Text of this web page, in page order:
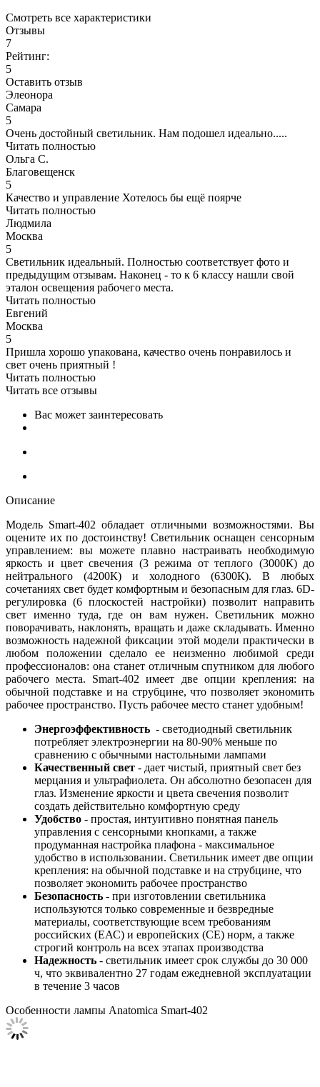
Смотреть все характеристики
Отзывы
7
Рейтинг:
5
Оставить отзыв
Элеонора
Самара
5
Очень достойный светильник. Нам подошел идеально.....
Читать полностью
Ольга С.
Благовещенск
5
Качество и управление Хотелось бы ещё поярче
Читать полностью
Людмила
Москва
5
Светильник идеальный. Полностью соответствует фото и
предыдущим отзывам. Наконец - то к 6 классу нашли свой
эталон освещения рабочего места.
Читать полностью
Евгений
Москва
5
Пришла хорошо упакована, качество очень понравилось и
свет очень приятный !
Читать полностью
Читать все отзывы
Вас может заинтересовать
Описание
Модель Smart-402 обладает отличными возможностями. Вы
оцените их по достоинству! Светильник оснащен сенсорным
управлением: вы можете плавно настраивать необходимую
яркость и цвет свечения (3 режима от теплого (3000К) до
нейтрального (4200К) и холодного (6300К). В любых
сочетаниях свет будет комфортным и безопасным для глаз. 6D-
регулировка (6 плоскостей настройки) позволит направить
свет именно туда, где он вам нужен. Светильник можно
поворачивать, наклонять, вращать и даже складывать. Именно
возможность надежной фиксации этой модели практически в
любом положении сделало ее неизменно любимой среди
профессионалов: она станет отличным спутником для любого
рабочего места. Smart-402 имеет две опции крепления: на
обычной подставке и на струбцине, что позволяет экономить
рабочее пространство. Пусть рабочее место станет удобным!
Энергоэффективность - светодиодный светильник
потребляет электроэнергии на 80-90% меньше по
сравнению с обычными настольными лампами
Качественный свет - дает чистый, приятный свет без
мерцания и ультрафиолета. Он абсолютно безопасен для
глаз. Изменение яркости и цвета свечения позволит
создать действительно комфортную среду
Удобство - простая, интуитивно понятная панель
управления с сенсорными кнопками, а также
продуманная настройка плафона - максимальное
удобство в использовании. Светильник имеет две опции
крепления: на обычной подставке и на струбцине, что
позволяет экономить рабочее пространство
Безопасность - при изготовлении светильника
используются только современные и безвредные
материалы, соответствующие всем требованиям
российских (ЕАС) и европейских (СЕ) норм, а также
строгий контроль на всех этапах производства
Надежность - светильник имеет срок службы до 30 000
ч, что эквивалентно 27 годам ежедневной эксплуатации
в течение 3 часов
Особенности лампы Anatomica Smart-402